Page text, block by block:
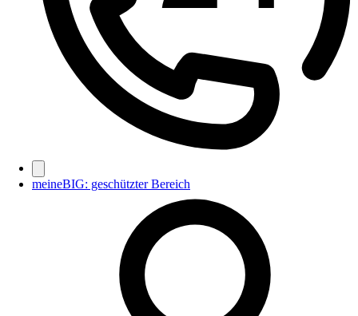
meineBIG: geschützter Bereich